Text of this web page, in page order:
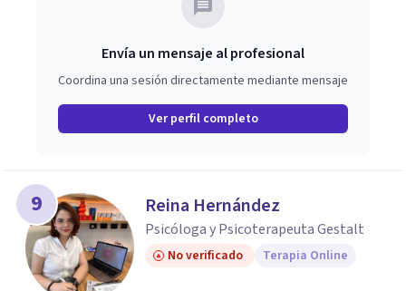
Envía un mensaje al profesional
Coordina una sesión directamente mediante mensaje
Ver perfil completo
9 Reina Hernández
Psicóloga y Psicoterapeuta Gestalt
No verificado Terapia Online